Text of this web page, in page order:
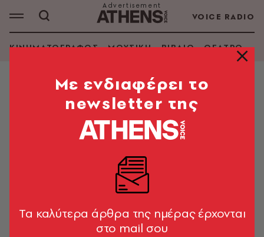
VOICE RADIO
ΚΙΝΗΜΑΤΟΓΡΑΦΟΣ ΜΟΥΣΙΚΗ ΒΙΒΛΙΟ ΘΕΑΤΡΟ -
ΤΕΛΕΥΤΑΙΑ
Τι κάνει το World Architecture
Festival τόσο σημαντικό και
ξεχωριστό;
Mε ενδιαφέρει το
newsletter της
Tα καλύτερα άρθρα της ημέρας έρχονται
στο mail σου